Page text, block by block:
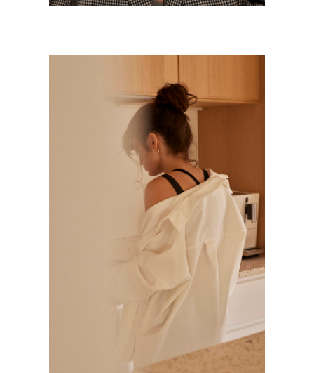
KALENJI
Mode